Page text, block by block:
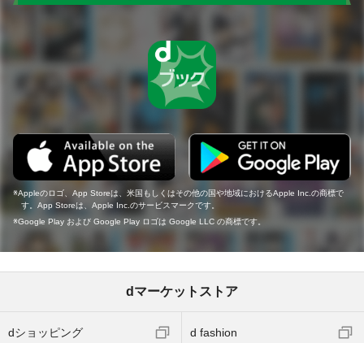
Appleのロゴ、App Storeは、米国もしくはその他の国や地域におけるApple Inc.の商標で
す。App Storeは、Apple Inc.のサービスマークです。
Google Play および Google Play ロゴは Google LLC の商標です。
dマーケットストア
dショッピング d fashion